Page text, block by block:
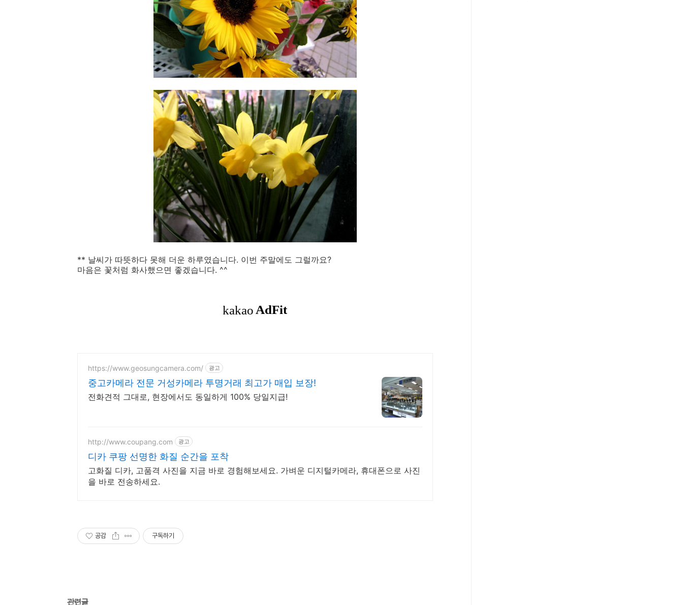
** 날씨가 따뜻하다 못해 더운 하루였습니다. 이번 주말에도 그럴까요?
마음은 꽃처럼 화사했으면 좋겠습니다. ^^
https://www.geosungcamera.com/ 광고
중고카메라 전문 거성카메라 투명거래 최고가 매입 보장!
전화견적 그대로, 현장에서도 동일하게 100% 당일지급!
http://www.coupang.com 광고
디카 쿠팡 선명한 화질 순간을 포착
고화질 디카, 고품격 사진을 지금 바로 경험해보세요. 가벼운 디지털카메라, 휴대폰으로 사진
을 바로 전송하세요.
공감 구독하기
관련글